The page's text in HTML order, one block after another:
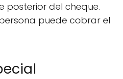
posterior del cheque.
puede cobrar el